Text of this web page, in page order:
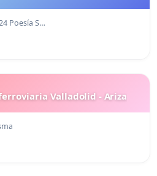
Poesía S…
Valladolid - Ariza